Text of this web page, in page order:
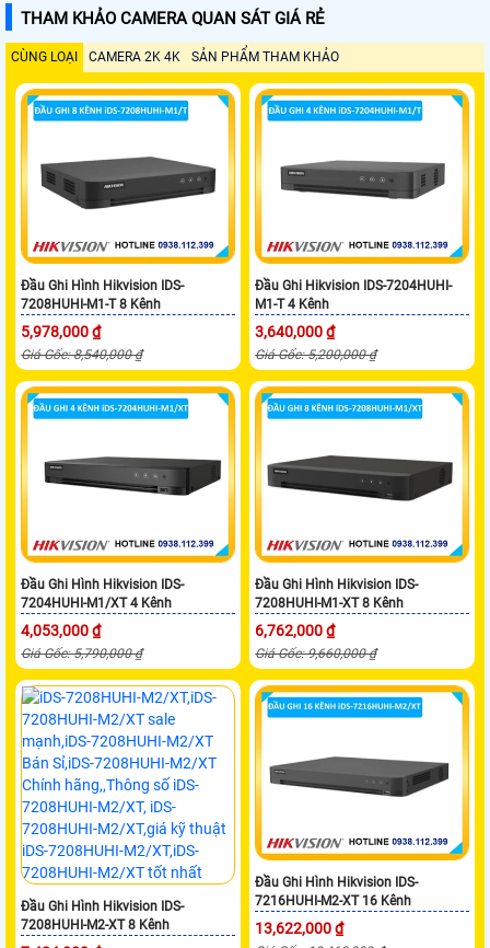
THAM KHẢO CAMERA QUAN SÁT GIÁ RẺ
CÙNG LOẠI CAMERA 2K 4K SẢN PHẨM THAM KHẢO
Đầu Ghi Hình Hikvision IDS-
7208HUHI-M1-T 8 Kênh
5,978,000 ₫
Giá Gốc: 8,540,000 ₫
Đầu Ghi Hikvision IDS-7204HUHI-
M1-T 4 Kênh
3,640,000 ₫
Giá Gốc: 5,200,000 ₫
Đầu Ghi Hình Hikvision IDS-
7204HUHI-M1/XT 4 Kênh
4,053,000 ₫
Giá Gốc: 5,790,000 ₫
Đầu Ghi Hình Hikvision IDS-
7208HUHI-M1-XT 8 Kênh
6,762,000 ₫
Giá Gốc: 9,660,000 ₫
Đầu Ghi Hình Hikvision IDS-
7208HUHI-M2-XT 8 Kênh
Đầu Ghi Hình Hikvision IDS-
7216HUHI-M2-XT 16 Kênh
13,622,000 ₫